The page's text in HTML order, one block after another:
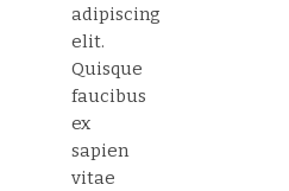
adipiscing
elit.
Quisque
faucibus
ex
sapien
vitae